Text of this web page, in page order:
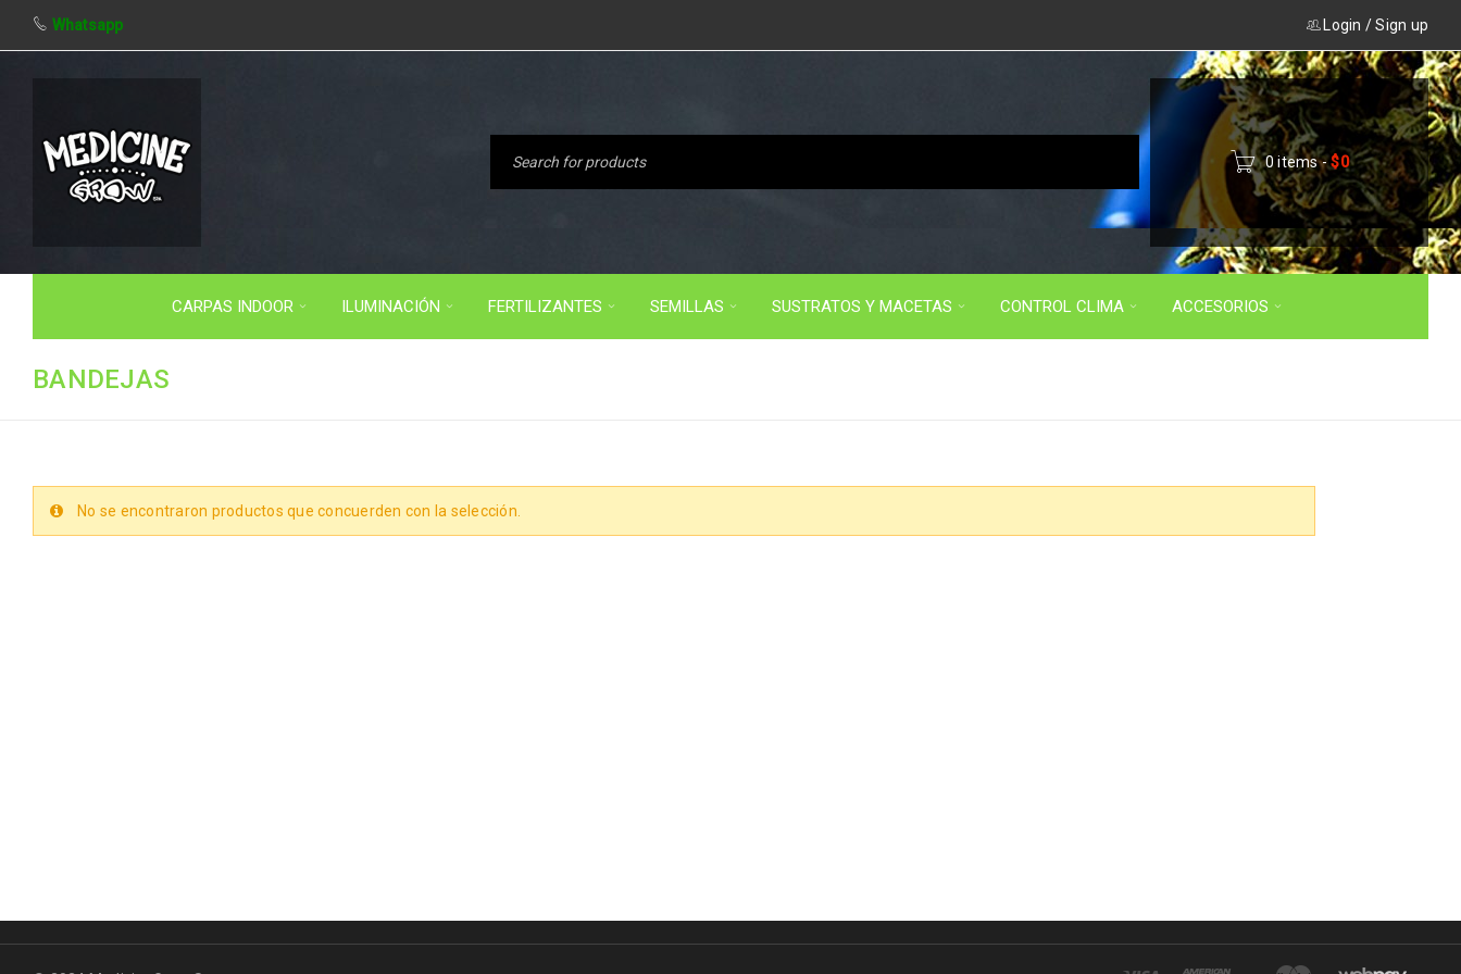
Whatsapp Login /Sign up
0 items - $0
CARPAS INDOOR ILUMINACIÓN FERTILIZANTES SEMILLAS SUSTRATOS Y MACETAS CONTROL CLIMA ACCESORIOS
BANDEJAS
No se encontraron productos que concuerden con la selección.